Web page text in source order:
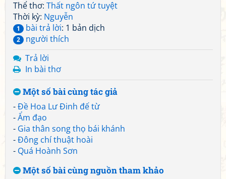
Thể thơ: Thất ngôn tứ tuyệt
Thời kỳ: Nguyễn
1 bài trả lời: 1 bản dịch
2
người thích
Trả lời
In bài thơ
Một số bài cùng tác giả
-Đề Hoa Lư Đinh đế từ
-Ẩm đạo
- Gia thân song thọ bái khánh
-Đông chí thuật hoài
- Quá Hoành Sơn
Một số bài cùng nguồn tham khảo